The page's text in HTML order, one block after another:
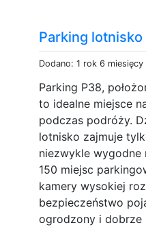
Parking
Dodano: 1 rok 6 miesięcy
Parking P38,
to idealne miejsce
podczas podróży.
lotnisko zajmuje
niezwykle wygodne
150 miejsc
kamery wysokiej
bezpieczeństwo
ogrodzony i dobrze